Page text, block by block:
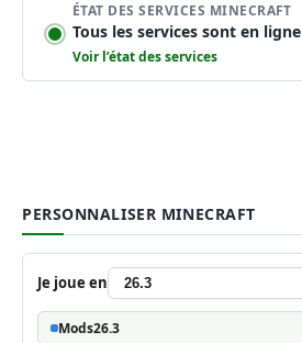
ÉTAT DES SERVICES MINECRAFT
Tous les services sont en ligne
Voir l’état des services
PERSONNALISER MINECRAFT
Je joue en
Mods26.3